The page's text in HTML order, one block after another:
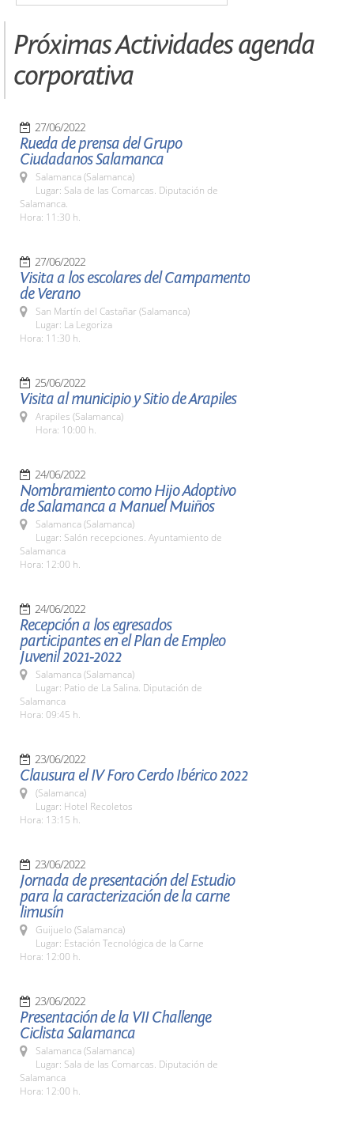
Próximas Actividades agenda
corporativa
27/06/2022
Rueda de prensa del Grupo
Ciudadanos Salamanca
Salamanca (Salamanca)
Lugar: Sala de las Comarcas. Diputación de
Salamanca.
Hora: 11:30 h.
27/06/2022
Visita a los escolares del Campamento
de Verano
San Martín del Castañar (Salamanca)
Lugar: La Legoriza
Hora: 11:30 h.
25/06/2022
Visita al municipio y Sitio de Arapiles
Arapiles (Salamanca)
Hora: 10:00 h.
24/06/2022
Nombramiento como Hijo Adoptivo
de Salamanca a Manuel Muiños
Salamanca (Salamanca)
Lugar: Salón recepciones. Ayuntamiento de
Salamanca
Hora: 12:00 h.
24/06/2022
Recepción a los egresados
participantes en el Plan de Empleo
Juvenil 2021-2022
Salamanca (Salamanca)
Lugar: Patio de La Salina. Diputación de
Salamanca
Hora: 09:45 h.
23/06/2022
Clausura el IV Foro Cerdo Ibérico 2022
(Salamanca)
Lugar: Hotel Recoletos
Hora: 13:15 h.
23/06/2022
Jornada de presentación del Estudio
para la caracterización de la carne
limusín
Guijuelo (Salamanca)
Lugar: Estación Tecnológica de la Carne
Hora: 12:00 h.
23/06/2022
Presentación de la VII Challenge
Ciclista Salamanca
Salamanca (Salamanca)
Lugar: Sala de las Comarcas. Diputación de
Salamanca
Hora: 12:00 h.